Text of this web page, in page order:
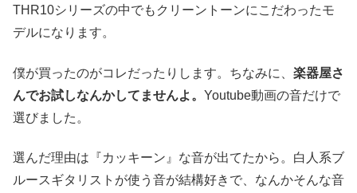
THR10シリーズの中でもクリーントーンにこだわったモ
デルになります。
僕が買ったのがコレだったりします。ちなみに、 楽器屋さ
んでお試しなんかしてませんよ。 Youtube動画の音だけで
選びました。
選んだ理由は『カッキーン』な音が出てたから。白人系ブ
ルースギタリストが使う音が結構好きで、なんかそんな音